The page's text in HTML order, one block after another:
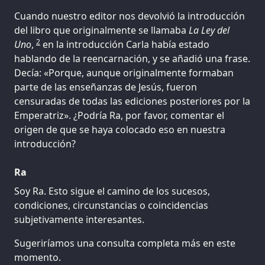
Cuando nuestro editor nos devolvió la introducción
del libro que originalmente se llamaba La Ley del
Uno, 2 en la introducción Carla había estado
hablando de la reencarnación, y se añadió una frase.
Decía: «Porque, aunque originalmente formaban
parte de las enseñanzas de Jesús, fueron
censuradas de todas las ediciones posteriores por la
Emperatriz». ¿Podría Ra, por favor, comentar el
origen de que se haya colocado eso en nuestra
introducción?
Ra
Soy Ra. Esto sigue el camino de los sucesos,
condiciones, circunstancias o coincidencias
subjetivamente interesantes.
Sugeriríamos una consulta completa más en este
momento.